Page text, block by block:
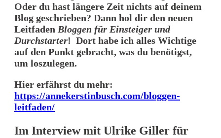
Oder du hast längere Zeit nichts auf deinem
Blog geschrieben? Dann hol dir den neuen
Leitfaden Bloggen für Einsteiger und
Durchstarter! Dort habe ich alles Wichtige
auf den Punkt gebracht, was du benötigst,
um loszulegen.
Hier erfährst du mehr:
https://annekerstinbusch.com/bloggen-
leitfaden/
Im Interview mit Ulrike Giller für